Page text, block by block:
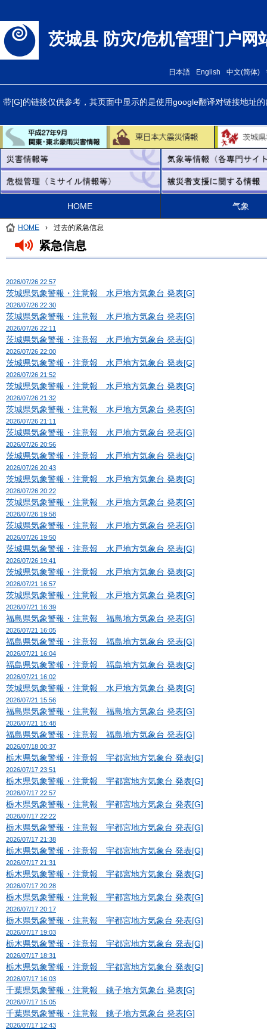
茨城县 防灾/危机管理门户网
日本語 English 中文(简体)
带[G]的链接仅供参考，其页面中显示的是使用google翻译对链接地址
HOME 气象
HOME › 过去的紧急信息
紧急信息
2026/07/26 22:57
茨城県気象警報・注意報 水戸地方気象台 発表[G]
2026/07/26 22:30
茨城県気象警報・注意報 水戸地方気象台 発表[G]
2026/07/26 22:11
茨城県気象警報・注意報 水戸地方気象台 発表[G]
2026/07/26 22:00
茨城県気象警報・注意報 水戸地方気象台 発表[G]
2026/07/26 21:52
茨城県気象警報・注意報 水戸地方気象台 発表[G]
2026/07/26 21:32
茨城県気象警報・注意報 水戸地方気象台 発表[G]
2026/07/26 21:11
茨城県気象警報・注意報 水戸地方気象台 発表[G]
2026/07/26 20:56
茨城県気象警報・注意報 水戸地方気象台 発表[G]
2026/07/26 20:43
茨城県気象警報・注意報 水戸地方気象台 発表[G]
2026/07/26 20:22
茨城県気象警報・注意報 水戸地方気象台 発表[G]
2026/07/26 19:58
茨城県気象警報・注意報 水戸地方気象台 発表[G]
2026/07/26 19:50
茨城県気象警報・注意報 水戸地方気象台 発表[G]
2026/07/26 19:41
茨城県気象警報・注意報 水戸地方気象台 発表[G]
2026/07/21 16:57
茨城県気象警報・注意報 水戸地方気象台 発表[G]
2026/07/21 16:39
福島県気象警報・注意報 福島地方気象台 発表[G]
2026/07/21 16:05
福島県気象警報・注意報 福島地方気象台 発表[G]
2026/07/21 16:04
福島県気象警報・注意報 福島地方気象台 発表[G]
2026/07/21 16:02
茨城県気象警報・注意報 水戸地方気象台 発表[G]
2026/07/21 15:56
福島県気象警報・注意報 福島地方気象台 発表[G]
2026/07/21 15:48
福島県気象警報・注意報 福島地方気象台 発表[G]
2026/07/18 00:37
栃木県気象警報・注意報 宇都宮地方気象台 発表[G]
2026/07/17 23:51
栃木県気象警報・注意報 宇都宮地方気象台 発表[G]
2026/07/17 22:57
栃木県気象警報・注意報 宇都宮地方気象台 発表[G]
2026/07/17 22:22
栃木県気象警報・注意報 宇都宮地方気象台 発表[G]
2026/07/17 21:38
栃木県気象警報・注意報 宇都宮地方気象台 発表[G]
2026/07/17 21:31
栃木県気象警報・注意報 宇都宮地方気象台 発表[G]
2026/07/17 20:28
栃木県気象警報・注意報 宇都宮地方気象台 発表[G]
2026/07/17 20:17
栃木県気象警報・注意報 宇都宮地方気象台 発表[G]
2026/07/17 19:03
栃木県気象警報・注意報 宇都宮地方気象台 発表[G]
2026/07/17 18:31
栃木県気象警報・注意報 宇都宮地方気象台 発表[G]
2026/07/17 16:03
千葉県気象警報・注意報 銚子地方気象台 発表[G]
2026/07/17 15:05
千葉県気象警報・注意報 銚子地方気象台 発表[G]
2026/07/17 12:43